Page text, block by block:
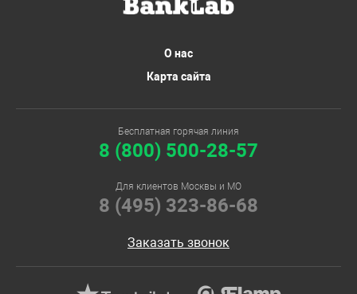
О нас
Карта сайта
Бесплатная горячая линия
8 (800) 500-28-57
Для клиентов Москвы и МО
8 (495) 323-86-68
Заказать звонок